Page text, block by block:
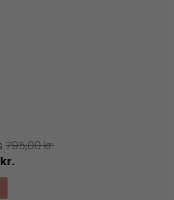
795,00kr.
kr.Den